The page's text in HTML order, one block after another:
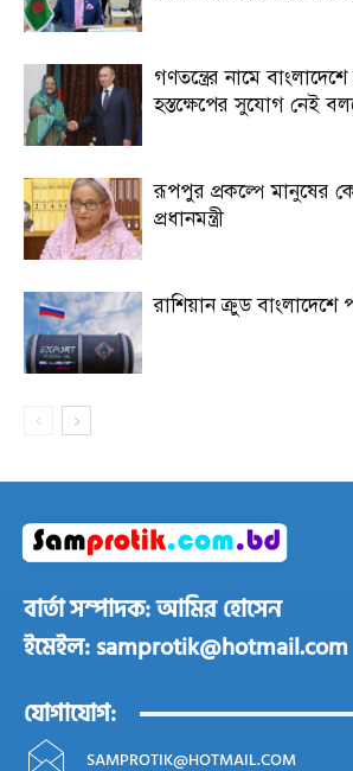
গণতন্ত্রের নামে বাংলাদেশে
হস্তক্ষেপের সুযোগ নেই
রূপপুর প্রকল্পে মানুষের
প্রধানমন্ত্রী
রাশিয়ান ক্রুড
বার্তা সম্পাদক: আমির হোসেন
ইমেইল: samprotik@hotmail.com
যোগাযোগ:
SAMPROTIK@HOTMAIL.COM